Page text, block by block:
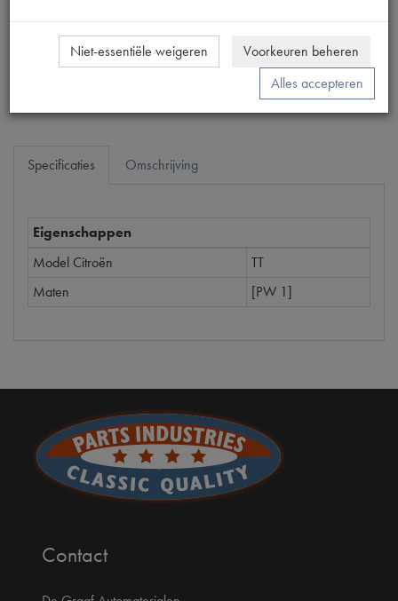
15 (€1,78excl. btw)
Bestel
Specificaties Omschrijving
Eigenschappen
Model Citroën
TT
Maten
[PW 1]
Contact
Niet-essentiële weigeren
Voorkeuren beheren
Alles accepteren